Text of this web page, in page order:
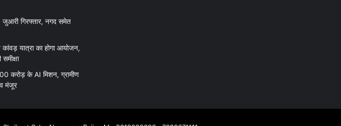
गिरफ्तार, नगद समेत
यात्रा का होगा आयोजन,
करोड़ के AI मिशन, ग्रामीण
मंजूर